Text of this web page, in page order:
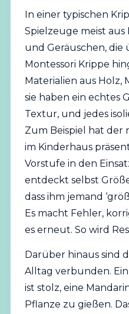
In einer typischen
Spielzeuge meist aus
und Geräuschen,
Montessori Krippe
Materialien aus Holz,
sie haben ein echtes
Textur, und jedes
Zum Beispiel hat der
im Kinderhaus
Vorstufe in den
entdeckt selbst
dass ihm jemand
Es macht Fehler,
es erneut. So wird
Darüber hinaus sind
Alltag verbunden. Ein
ist stolz, eine
Pflanze zu gießen.